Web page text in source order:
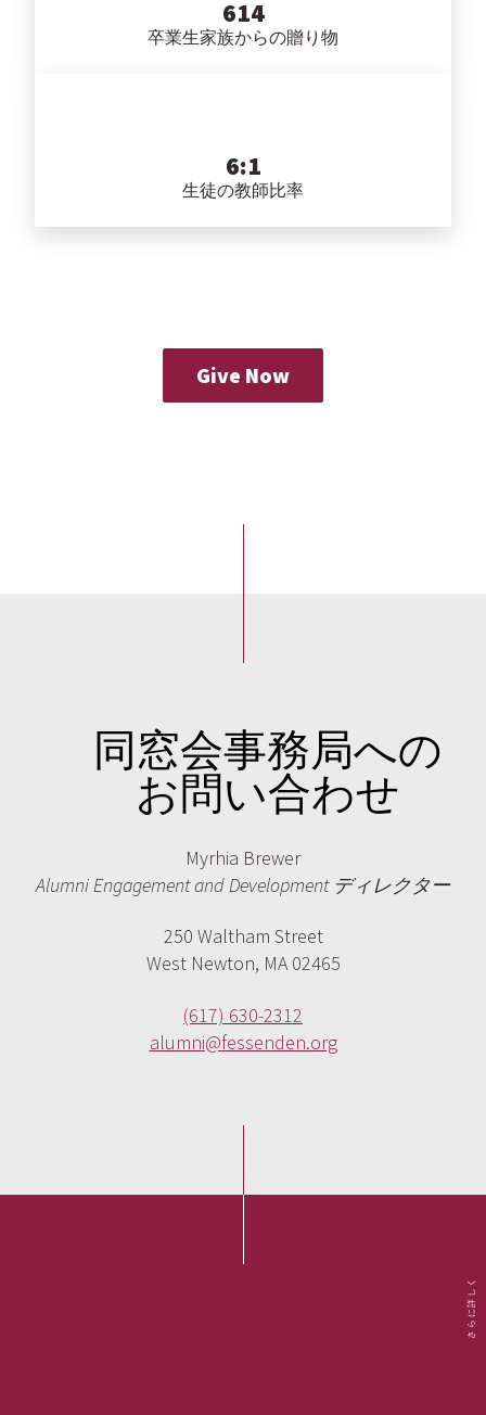
614
卒業生家族からの贈り物
6:1
生徒の教師比率
Give Now
同窓会事務局への
お問い合わせ
Myrhia Brewer
Alumni Engagement and Development ディレクター
250 Waltham Street
West Newton, MA 02465
(617) 630-2312
alumni@fessenden.org
さらに詳しく